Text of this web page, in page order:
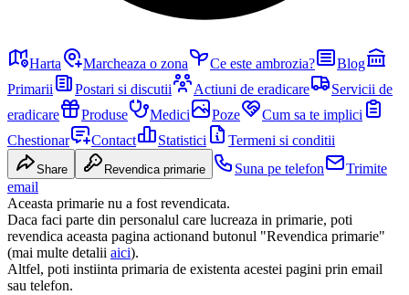
Harta Marcheaza o zona Ce este ambrozia?
Blog
Primarii
Postari si discutii Actiuni de eradicare
Servicii de
eradicare
Produse Medici Poze
Cum sa te implici
Chestionar
Contact Statistici Termeni si conditii
Share Revendica primarie Suna pe telefon
Trimite
email
Aceasta primarie nu a fost revendicata.
Daca faci parte din personalul care lucreaza in primarie, poti
revendica aceasta pagina actionand butonul "Revendica primarie"
(mai multe detalii aici).
Altfel, poti instiinta primaria de existenta acestei pagini prin email
sau telefon.